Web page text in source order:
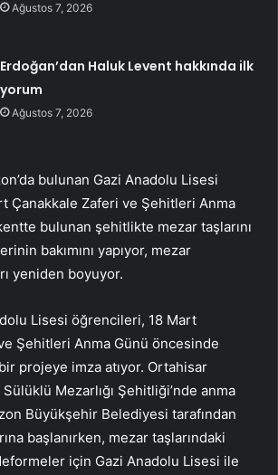
Ağustos 7, 2026
Erdoğan’dan Haluk Levent hakkında ilk
yorum
Ağustos 7, 2026
bulunan Gazi Anadolu Lisesi
Çanakkale Zaferi ve Şehitleri Anma
bulunan şehitlikte mezar taşlarını
bakımını yapıyor, mezar
yeniden boyuyor.
Lisesi öğrencileri, 18 Mart
Şehitleri Anma Günü öncesinde
projeye imza atıyor. Ortahisar
Mezarlığı Şehitliği’nde anma
Büyükşehir Belediyesi tarafından
başlanırken, mezar taşlarındaki
için Gazi Anadolu Lisesi ile